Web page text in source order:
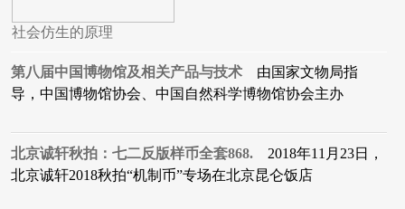
社会仿生的原理
第八届中国博物馆及相关产品与技术 由国家文物局指
导，中国博物馆协会、中国自然科学博物馆协会主办
北京诚轩秋拍：七二反版样币全套868. 2018年11月23日，
北京诚轩2018秋拍“机制币”专场在北京昆仑饭店